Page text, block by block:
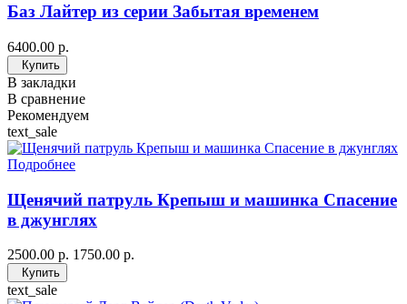
Баз Лайтер из серии Забытая временем
6400.00 р.
Купить
В закладки
В сравнение
Рекомендуем
text_sale
Подробнее
Щенячий патруль Крепыш и машинка Спасение
в джунглях
2500.00 р. 1750.00 р.
Купить
text_sale